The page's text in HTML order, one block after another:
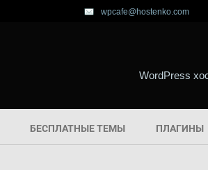
wpcafe@hostenko.com
WordPress
БЕСПЛАТНЫЕ ТЕМЫ ПЛАГИНЫ